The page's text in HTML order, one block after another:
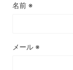
名前 ※
メール ※